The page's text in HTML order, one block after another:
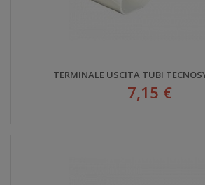
TERMINALE USCITA TUBI
7,15 €